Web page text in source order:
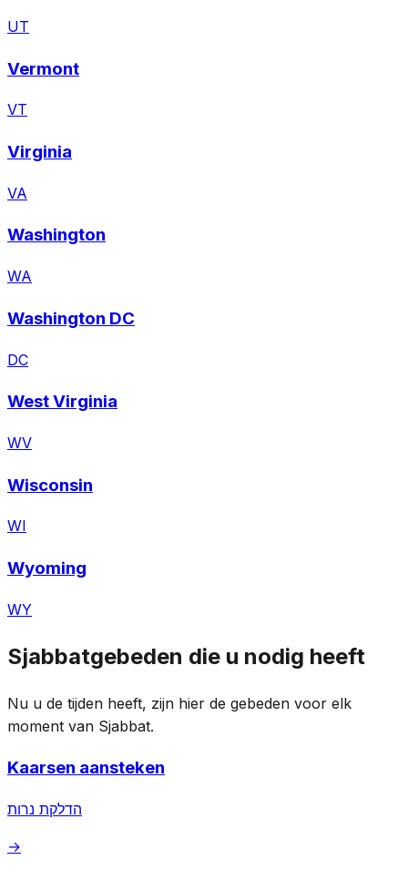
UT
Vermont
VT
Virginia
VA
Washington
WA
Washington DC
DC
West Virginia
WV
Wisconsin
WI
Wyoming
WY
Sjabbatgebeden die u nodig heeft
Nu u de tijden heeft, zijn hier de gebeden voor elk
moment van Sjabbat.
Kaarsen aansteken
הדלקת נרות
→